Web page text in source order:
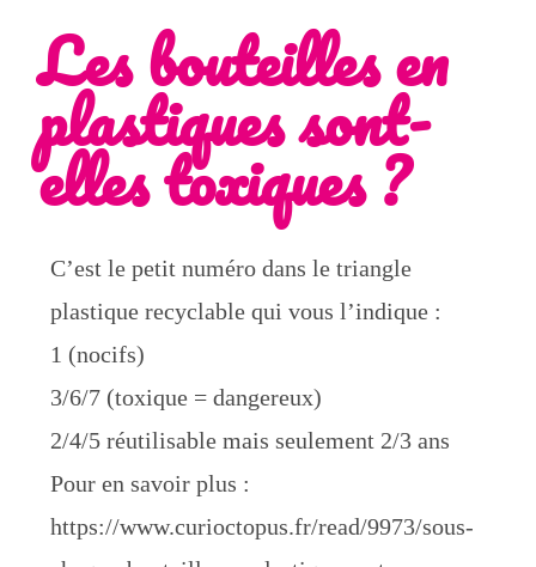
Les bouteilles en
plastiques sont-
elles toxiques ?
C’est le petit numéro dans le triangle
plastique recyclable qui vous l’indique :
1 (nocifs)
3/6/7 (toxique = dangereux)
2/4/5 réutilisable mais seulement 2/3 ans
Pour en savoir plus :
https://www.curioctopus.fr/read/9973/sous-